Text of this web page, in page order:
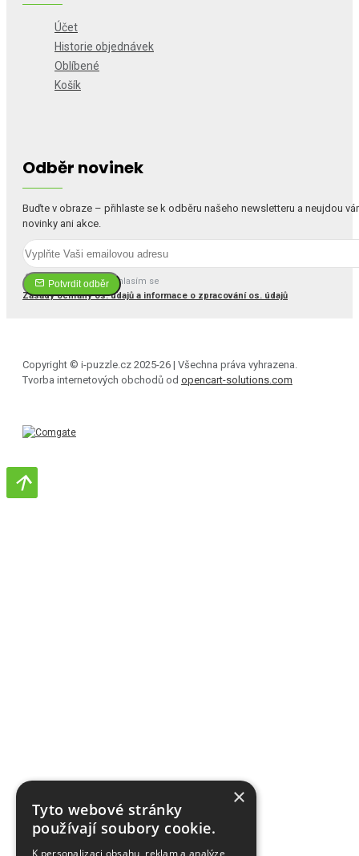
Účet
Historie objednávek
Oblíbené
Košík
Odběr novinek
Buďte v obraze – přihlaste se k odběru našeho newsletteru a neujdou
novinky ani akce.
Potvrdit odběr
Četl(a) jsem a souhlasím se
Zásady ochrany os. údajů a informace o zpracování os. údajů
Copyright © i-puzzle.cz 2025-26 | Všechna práva vyhrazena.
Tvorba internetových obchodů od opencart-solutions.com
×
Tyto webové stránky
používají soubory cookie.
K personalizaci obsahu, reklam a analýze